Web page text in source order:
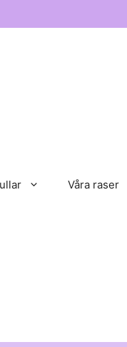
Våra raser